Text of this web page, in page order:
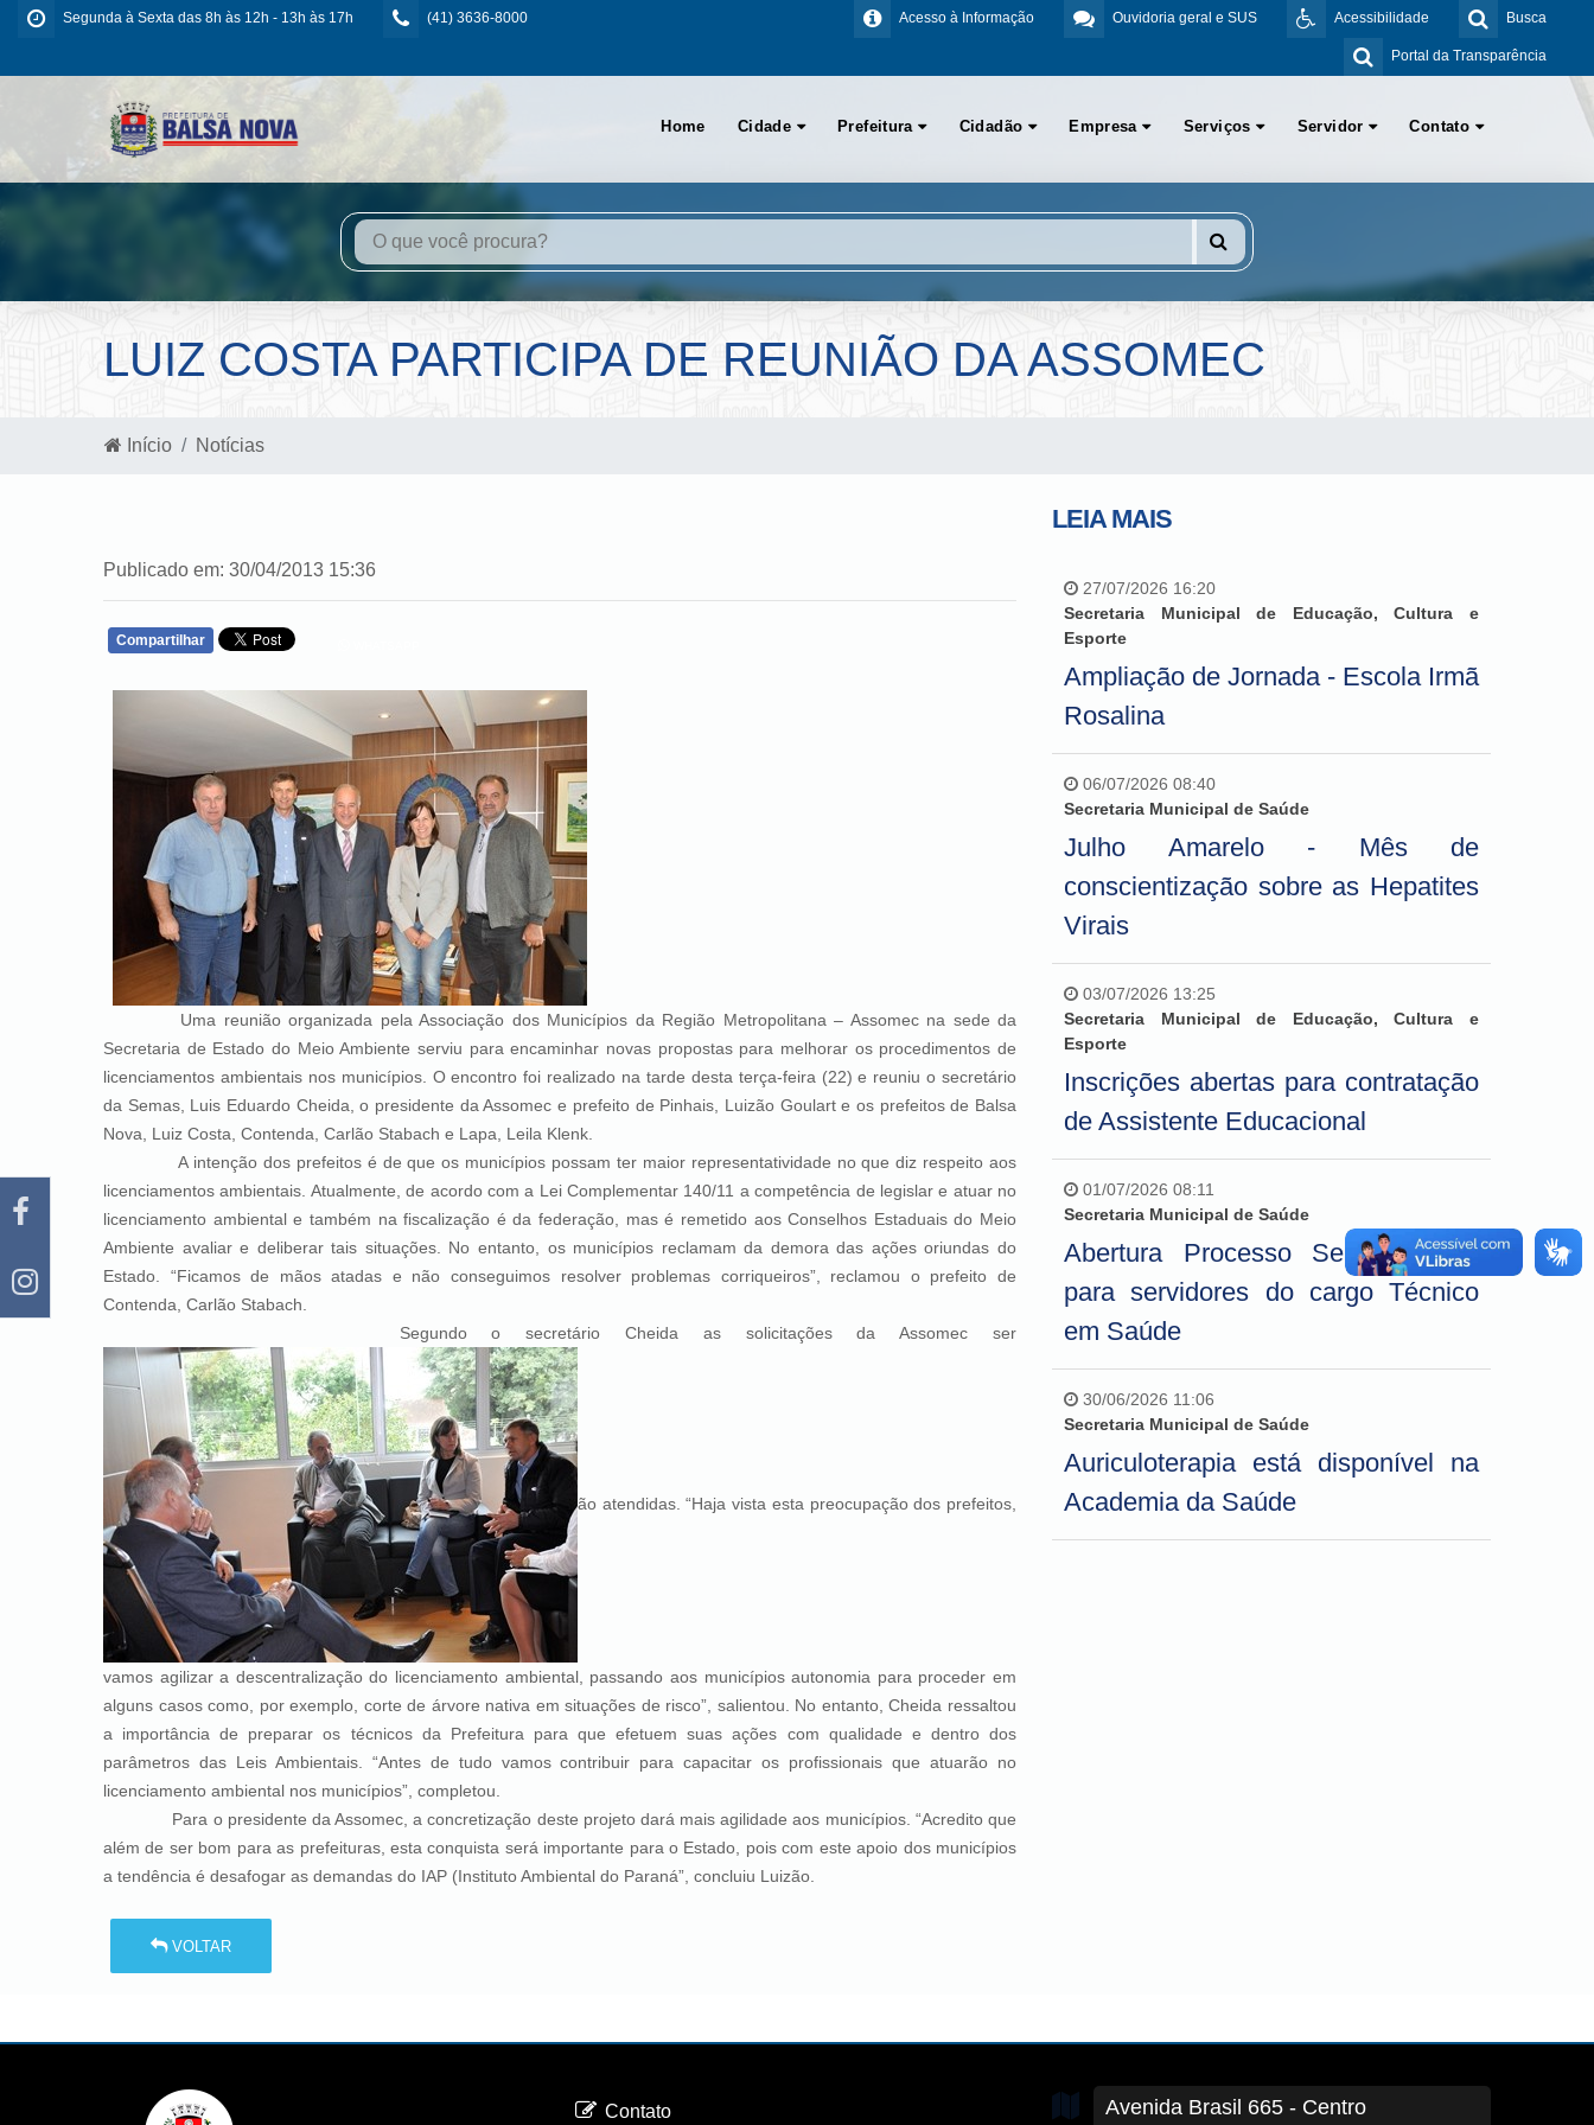
Segunda à Sexta das 8h às 12h - 13h às 17h (41) 3636-8000 Busca
Acessibilidade
Ouvidoria geral e SUS
Acesso à Informação
Portal da Transparência
Home Cidade Prefeitura Cidadão Empresa Serviços Servidor Contato
LUIZ COSTA PARTICIPA DE REUNIÃO DA ASSOMEC
Início Notícias
Publicado em: 30/04/2013 15:36
Compartilhar
Uma reunião organizada pela Associação dos Municípios da Região Metropolitana – Assomec na sede da
Secretaria de Estado do Meio Ambiente serviu para encaminhar novas propostas para melhorar os procedimentos de
licenciamentos ambientais nos municípios. O encontro foi realizado na tarde desta terça-feira (22) e reuniu o secretário
da Semas, Luis Eduardo Cheida, o presidente da Assomec e prefeito de Pinhais, Luizão Goulart e os prefeitos de Balsa
Nova, Luiz Costa, Contenda, Carlão Stabach e Lapa, Leila Klenk.
A intenção dos prefeitos é de que os municípios possam ter maior representatividade no que diz respeito aos
licenciamentos ambientais. Atualmente, de acordo com a Lei Complementar 140/11 a competência de legislar e atuar no
licenciamento ambiental e também na fiscalização é da federação, mas é remetido aos Conselhos Estaduais do Meio
Ambiente avaliar e deliberar tais situações. No entanto, os municípios reclamam da demora das ações oriundas do
Estado. “Ficamos de mãos atadas e não conseguimos resolver problemas corriqueiros”, reclamou o prefeito de
Contenda, Carlão Stabach.
Segundo o secretário Cheida as solicitações da Assomec ser
ão atendidas. “Haja vista esta preocupação dos prefeitos,
vamos agilizar a descentralização do licenciamento ambiental, passando aos municípios autonomia para proceder em
alguns casos como, por exemplo, corte de árvore nativa em situações de risco”, salientou. No entanto, Cheida ressaltou
a importância de preparar os técnicos da Prefeitura para que efetuem suas ações com qualidade e dentro dos
parâmetros das Leis Ambientais. “Antes de tudo vamos contribuir para capacitar os profissionais que atuarão no
licenciamento ambiental nos municípios”, completou.
Para o presidente da Assomec, a concretização deste projeto dará mais agilidade aos municípios. “Acredito que
além de ser bom para as prefeituras, esta conquista será importante para o Estado, pois com este apoio dos municípios
a tendência é desafogar as demandas do IAP (Instituto Ambiental do Paraná”, concluiu Luizão.
VOLTAR
LEIA MAIS
27/07/2026 16:20
Secretaria Municipal de Educação, Cultura e
Esporte
Ampliação de Jornada - Escola Irmã
Rosalina
06/07/2026 08:40
Secretaria Municipal de Saúde
Julho Amarelo - Mês de
conscientização sobre as Hepatites
Virais
03/07/2026 13:25
Secretaria Municipal de Educação, Cultura e
Esporte
Inscrições abertas para contratação
de Assistente Educacional
01/07/2026 08:11
Secretaria Municipal de Saúde
Abertura Processo Seletivo RDT
para servidores do cargo Técnico
em Saúde
30/06/2026 11:06
Secretaria Municipal de Saúde
Auriculoterapia está disponível na
Academia da Saúde
Contato Avenida Brasil 665 - Centro